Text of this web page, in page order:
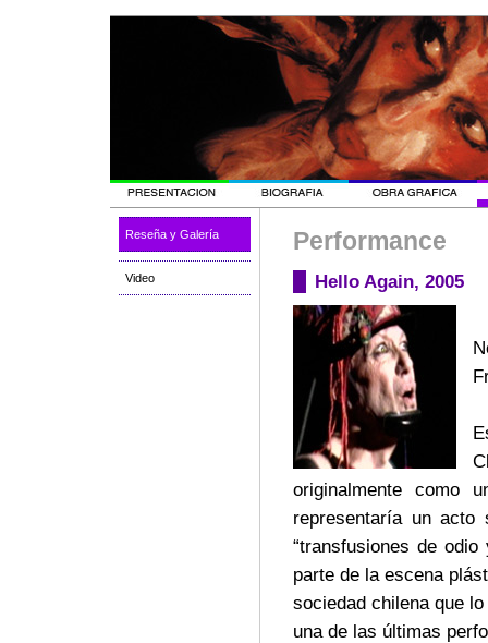
Reseña y Galería
Video
Performance
Hello Again, 2005
originalmente como
representaría un acto
“transfusiones de
parte de la escena
sociedad chilena que
una de las últimas